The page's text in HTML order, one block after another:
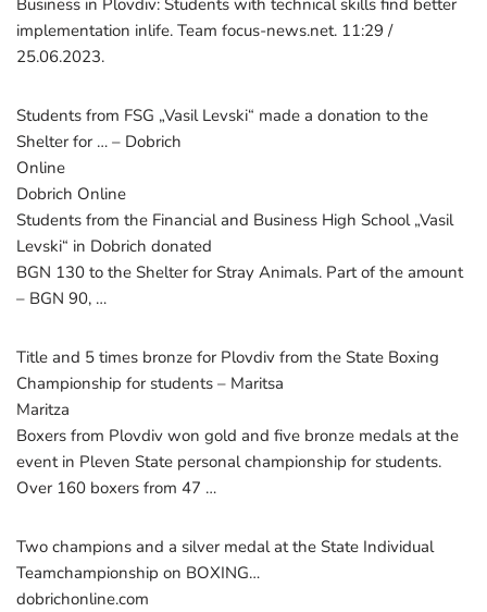
implementation inlife. Team focus-news.net. 11:29 /
25.06.2023.
Students from FSG „Vasil Levski“ made a donation to the
Shelter for … – Dobrich
Online
Dobrich Online
Students from the Financial and Business High School „Vasil
Levski“ in Dobrich donated
BGN 130 to the Shelter for Stray Animals. Part of the amount
– BGN 90, …
Title and 5 times bronze for Plovdiv from the State Boxing
Championship for students – Maritsa
Maritza
Boxers from Plovdiv won gold and five bronze medals at the
event in Pleven State personal championship for students.
Over 160 boxers from 47 …
Two champions and a silver medal at the State Individual
Teamchampionship on BOXING…
dobrichonline.com